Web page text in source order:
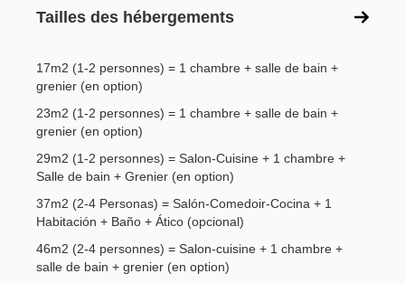
Tailles des hébergements
17m2 (1-2 personnes) = 1 chambre + salle de bain +
grenier (en option)
23m2 (1-2 personnes) = 1 chambre + salle de bain +
grenier (en option)
29m2 (1-2 personnes) = Salon-Cuisine + 1 chambre +
Salle de bain + Grenier (en option)
37m2 (2-4 Personas) = Salón-Comedoir-Cocina + 1
Habitación + Baño + Ático (opcional)
46m2 (2-4 personnes) = Salon-cuisine + 1 chambre +
salle de bain + grenier (en option)